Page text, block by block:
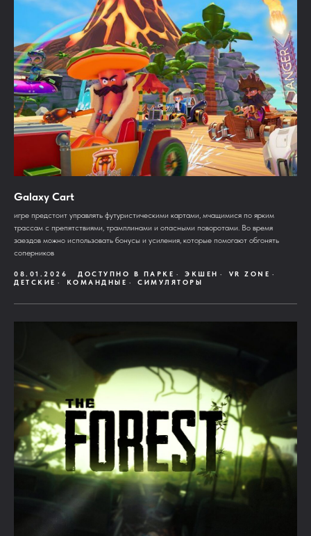
Galaxy Cart
игре предстоит управлять футуристическими картами, мчащимися по ярким
трассам с препятствиями, трамплинами и опасными поворотами. Во время
заездов можно использовать бонусы и усиления, которые помогают обгонять
соперников
08.01.2026 ДОСТУПНО В ПАРКЕ ЭКШЕН
VR ZONE
ДЕТСКИЕ
КОМАНДНЫЕ СИМУЛЯТОРЫ